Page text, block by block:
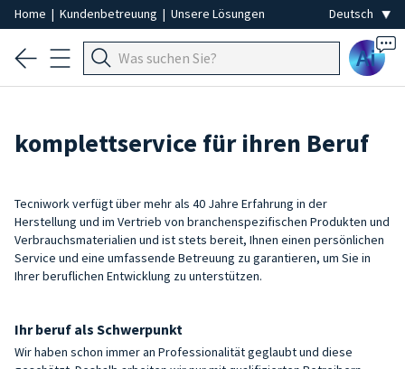
Home | Kundenbetreuung | Unsere Lösungen
Ai
komplettservice für ihren Beruf
Tecniwork verfügt über mehr als 40 Jahre Erfahrung in der
Herstellung und im Vertrieb von branchenspezifischen Produkten und
Verbrauchsmaterialien und ist stets bereit, Ihnen einen persönlichen
Service und eine umfassende Betreuung zu garantieren, um Sie in
Ihrer beruflichen Entwicklung zu unterstützen.
Ihr beruf als Schwerpunkt
Wir haben schon immer an Professionalität geglaubt und diese